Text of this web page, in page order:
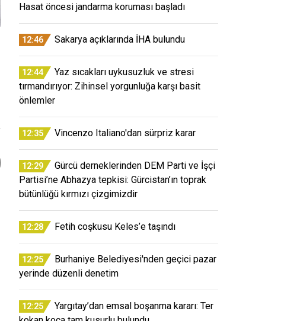
Hasat öncesi jandarma koruması başladı
12:46 Sakarya açıklarında İHA bulundu
12:44
Yaz sıcakları uykusuzluk ve stresi
tırmandırıyor: Zihinsel yorgunluğa karşı basit
önlemler
12:35 Vincenzo Italiano'dan sürpriz karar
12:29
Gürcü derneklerinden DEM Parti ve İşçi
Partisi’ne Abhazya tepkisi: Gürcistan’ın toprak
bütünlüğü kırmızı çizgimizdir
12:28 Fetih coşkusu Keles’e taşındı
12:25
Burhaniye Belediyesi'nden geçici pazar
yerinde düzenli denetim
12:25
Yargıtay’dan emsal boşanma kararı: Ter